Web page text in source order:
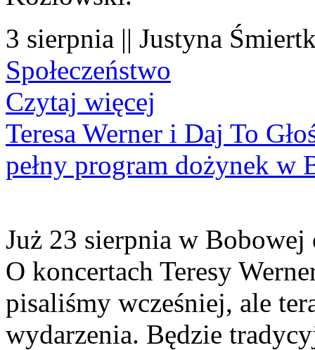
3 sierpnia || Justyna
Społeczeństwo
Czytaj więcej
Teresa Werner i Daj To
pełny program dożynek w
Już 23 sierpnia w
O koncertach Teresy
pisaliśmy wcześniej, ale
wydarzenia. Będzie